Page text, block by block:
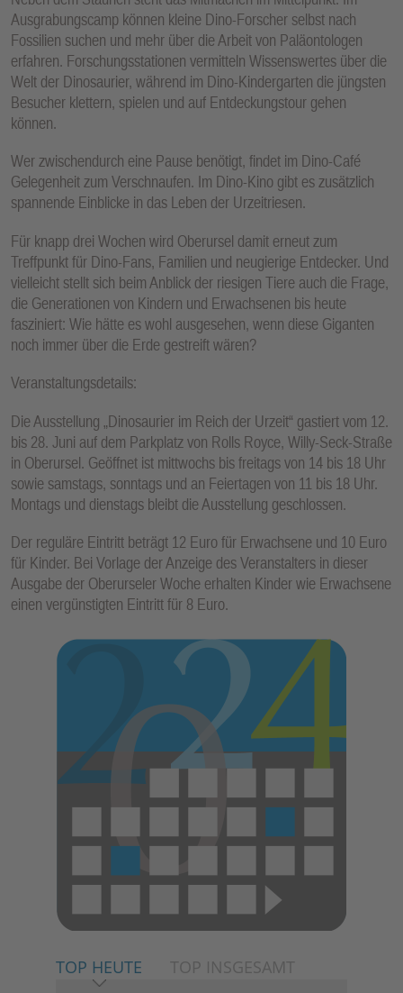
Ausgrabungscamp können kleine Dino-Forscher selbst nach
Fossilien suchen und mehr über die Arbeit von Paläontologen
erfahren. Forschungsstationen vermitteln Wissenswertes über die
Welt der Dinosaurier, während im Dino-Kindergarten die jüngsten
Besucher klettern, spielen und auf Entdeckungstour gehen
können.
Wer zwischendurch eine Pause benötigt, findet im Dino-Café
Gelegenheit zum Verschnaufen. Im Dino-Kino gibt es zusätzlich
spannende Einblicke in das Leben der Urzeitriesen.
Für knapp drei Wochen wird Oberursel damit erneut zum
Treffpunkt für Dino-Fans, Familien und neugierige Entdecker. Und
vielleicht stellt sich beim Anblick der riesigen Tiere auch die Frage,
die Generationen von Kindern und Erwachsenen bis heute
fasziniert: Wie hätte es wohl ausgesehen, wenn diese Giganten
noch immer über die Erde gestreift wären?
Veranstaltungsdetails:
Die Ausstellung „Dinosaurier im Reich der Urzeit“ gastiert vom 12.
bis 28. Juni auf dem Parkplatz von Rolls Royce, Willy-Seck-Straße
in Oberursel. Geöffnet ist mittwochs bis freitags von 14 bis 18 Uhr
sowie samstags, sonntags und an Feiertagen von 11 bis 18 Uhr.
Montags und dienstags bleibt die Ausstellung geschlossen.
Der reguläre Eintritt beträgt 12 Euro für Erwachsene und 10 Euro
für Kinder. Bei Vorlage der Anzeige des Veranstalters in dieser
Ausgabe der Oberurseler Woche erhalten Kinder wie Erwachsene
einen vergünstigten Eintritt für 8 Euro.
TOP HEUTE TOP INSGESAMT